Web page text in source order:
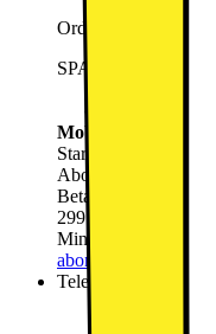
Ord pris 399kr
SPARA 1500:- Vid
Mobilt Bredband
Startavgift
Abonnemang
Betala nu
299.-
Minsta totala
abonnemang
Tele2 Bredband via